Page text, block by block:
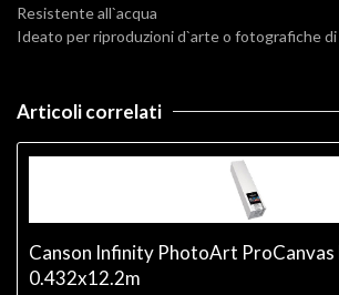
Resistente all`acqua
Ideato per riproduzioni d`arte o fotografiche
Articoli correlati
Canson Infinity PhotoArt
0.432x12.2m